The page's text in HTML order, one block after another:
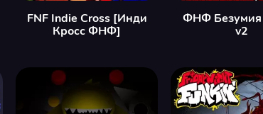
FNF Indie Cross [Инди
Кросс ФНФ]
ФНФ
v2